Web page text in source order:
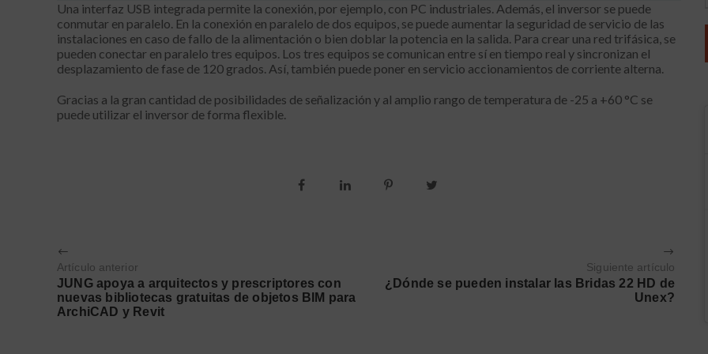
Una interfaz USB integrada permite la conexión, por ejemplo, con PC industriales. Además, el inversor se puede
conmutar en paralelo. En la conexión en paralelo de dos equipos, se puede aumentar la seguridad de servicio de las
instalaciones en caso de fallo de la alimentación o bien doblar la potencia en la salida. Para crear una red trifásica, se
pueden conectar en paralelo tres equipos. Los tres equipos se comunican entre sí en tiempo real y sincronizan el
desplazamiento de fase de 120 grados. Así, también puede poner en servicio accionamientos de corriente alterna.
Gracias a la gran cantidad de posibilidades de señalización y al amplio rango de temperatura de -25 a +60 °C se
puede utilizar el inversor de forma flexible.
Artículo anterior
JUNG apoya a arquitectos y prescriptores con
nuevas bibliotecas gratuitas de objetos BIM para
ArchiCAD y Revit
Siguiente artículo
¿Dónde se pueden instalar las Bridas 22 HD de
Unex?